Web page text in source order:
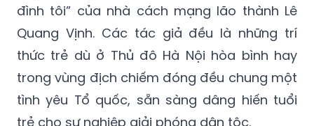
đình tôi” của nhà cách mạng lão thành Lê
Quang Vịnh. Các tác giả đều là những trí
thức trẻ dù ở Thủ đô Hà Nội hòa bình hay
trong vùng địch chiếm đóng đều chung một
tình yêu Tổ quốc, sẵn sàng dâng hiến tuổi
trẻ cho sự nghiệp giải phóng dân tộc.